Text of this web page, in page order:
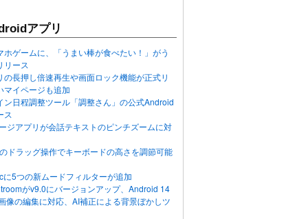
アプリ
ホゲームに、「うまい棒が食べたい！」がう
リース
の長押し倍速再生や画面ロック機能が正式リ
マイページも追加
ン日程調整ツール「調整さん」の公式Android
ス
ジアプリが会話テキストのピンチズームに対
ドラッグ操作でキーボードの高さを調節可能
に5つの新ムードフィルターが追加
がv9.0にバージョンアップ、Android 14
像の編集に対応、AI補正による背景ぼかしツ